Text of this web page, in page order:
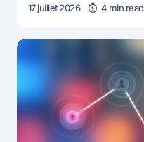
17 juillet 2026 4 min read